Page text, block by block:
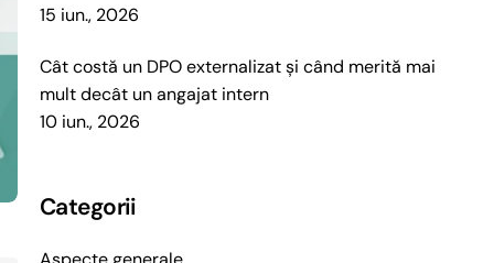
15 iun., 2026
Cât costă un DPO externalizat și când merită mai
mult decât un angajat intern
10 iun., 2026
Categorii